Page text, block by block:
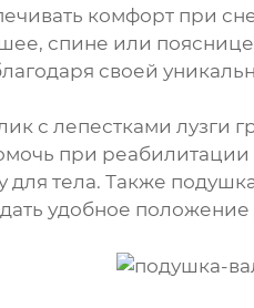
комфорт при
спине или
своей
с лепестками лузги
при реабилитации
тела. Также
удобное